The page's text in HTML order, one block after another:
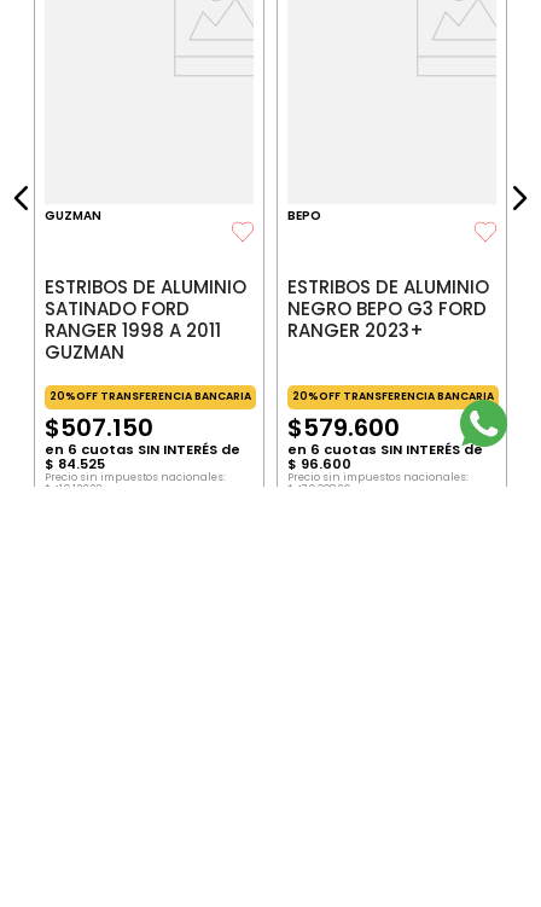
GUZMAN
ESTRIBOS DE ALUMINIO
SATINADO FORD
RANGER 1998 A 2011
GUZMAN
20%OFF TRANSFERENCIA BANCARIA
$507.150
en 6 cuotas SIN INTERÉS de
$ 84.525
Precio sin impuestos nacionales:
$ 41913223
BEPO
ESTRIBOS DE ALUMINIO
NEGRO BEPO G3 FORD
RANGER 2023+
20%OFF TRANSFERENCIA BANCARIA
$579.600
en 6 cuotas SIN INTERÉS de
$ 96.600
Precio sin impuestos nacionales:
$ 47900826